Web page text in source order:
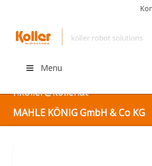
Menu
r.koller@koller.at
MAHLE KÖNIG GmbH & Co KG